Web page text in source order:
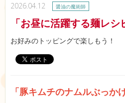
2026.04.12 醤油の魔術師
「お昼に活躍する麺レシ
お好みのトッピングで楽しもう！
「豚キムチのナムルぶっか